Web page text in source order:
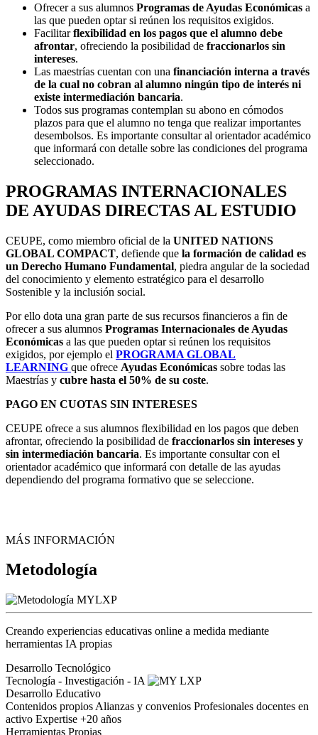
Ofrecer a sus alumnos Programas de Ayudas Económicas a
las que pueden optar si reúnen los requisitos exigidos.
Facilitarflexibilidad en los pagos que el alumno debe
afrontar, ofreciendo la posibilidad de fraccionarlos sin
intereses.
Las maestrías cuentan con una financiación interna a través
de la cual no cobran al alumno ningún tipo de interés ni
existe intermediación bancaria.
Todos sus programas contemplan su abono en cómodos
plazos para que el alumno no tenga que realizar importantes
desembolsos. Es importante consultar al orientador académico
que informará con detalle sobre las condiciones del programa
seleccionado.
PROGRAMAS INTERNACIONALES
DE AYUDAS DIRECTAS AL ESTUDIO
CEUPE, como miembro oficial de la UNITED NATIONS
GLOBAL COMPACT, defiende que la formación de calidad es
un Derecho Humano Fundamental, piedra angular de la sociedad
del conocimiento y elemento estratégico para el desarrollo
Sostenible y la inclusión social.
Por ello dota una gran parte de sus recursos financieros a fin de
ofrecer a sus alumnos Programas Internacionales de Ayudas
Económicas a las que pueden optar si reúnen los requisitos
exigidos, por ejemplo el PROGRAMA GLOBAL
LEARNING que ofrece Ayudas Económicas sobre todas las
Maestrías y cubre hasta el 50% de su coste.
PAGO EN CUOTAS SIN INTERESES
CEUPE ofrece a sus alumnos flexibilidad en los pagos que deben
afrontar, ofreciendo la posibilidad de fraccionarlos sin intereses y
sin intermediación bancaria. Es importante consultar con el
orientador académico que informará con detalle de las ayudas
dependiendo del programa formativo que se seleccione.
MÁS INFORMACIÓN
Metodología
Creando experiencias educativas online a medida mediante
herramientas IA propias
Desarrollo Tecnológico
Tecnología - Investigación - IA
Desarrollo Educativo
Contenidos propios Alianzas y convenios Profesionales docentes en
activo Expertise +20 años
Herramientas Propias